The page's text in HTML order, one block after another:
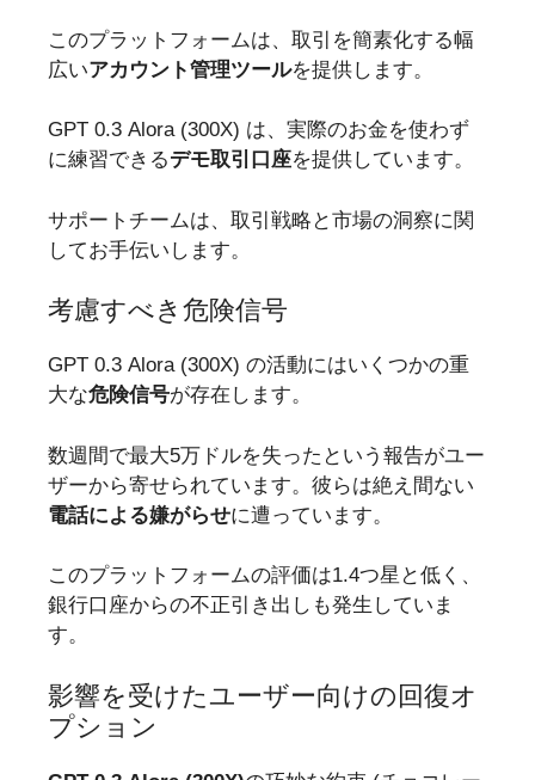
このプラットフォームは、取引を簡素化する幅
広いアカウント管理ツールを提供します。
GPT 0.3 Alora (300X) は、実際のお金を使わず
に練習できるデモ取引口座を提供しています。
サポートチームは、取引戦略と市場の洞察に関
してお手伝いします。
考慮すべき危険信号
GPT 0.3 Alora (300X) の活動にはいくつかの重
大な危険信号が存在します。
数週間で最大5万ドルを失ったという報告がユー
ザーから寄せられています。彼らは絶え間ない
電話による嫌がらせに遭っています。
このプラットフォームの評価は1.4つ星と低く、
銀行口座からの不正引き出しも発生していま
す。
影響を受けたユーザー向けの回復オ
プション